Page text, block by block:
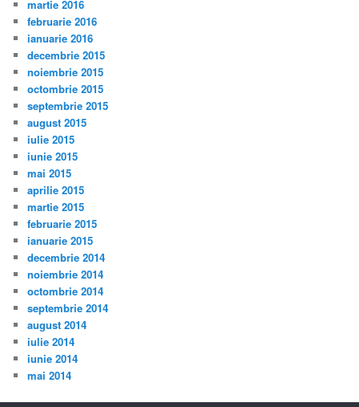
martie 2016
februarie 2016
ianuarie 2016
decembrie 2015
noiembrie 2015
octombrie 2015
septembrie 2015
august 2015
iulie 2015
iunie 2015
mai 2015
aprilie 2015
martie 2015
februarie 2015
ianuarie 2015
decembrie 2014
noiembrie 2014
octombrie 2014
septembrie 2014
august 2014
iulie 2014
iunie 2014
mai 2014